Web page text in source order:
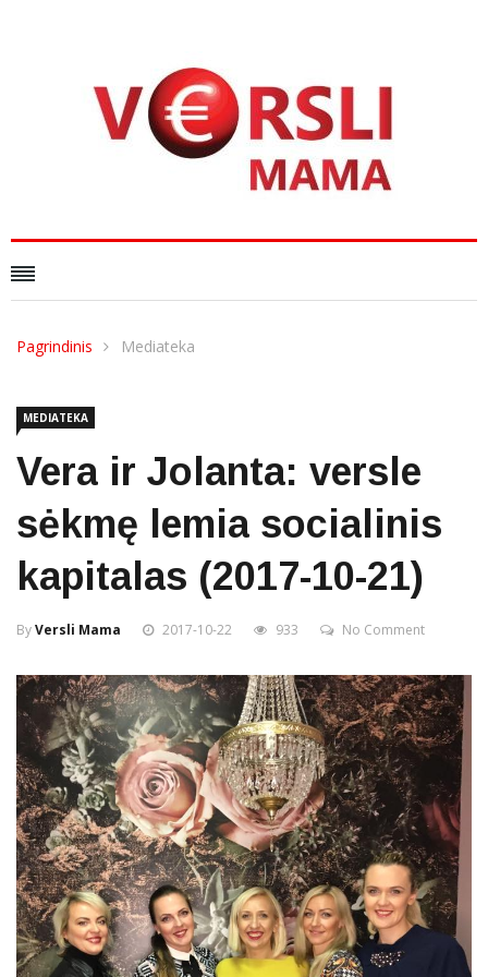
Pagrindinis Mediateka
MEDIATEKA
Vera ir Jolanta: versle
sėkmę lemia socialinis
kapitalas (2017-10-21)
ByVersli Mama 2017-10-22 933 No Comment